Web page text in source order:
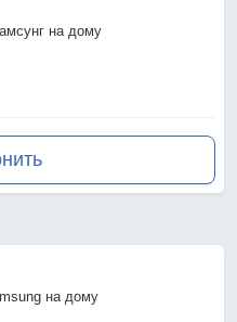
на дому
на дому